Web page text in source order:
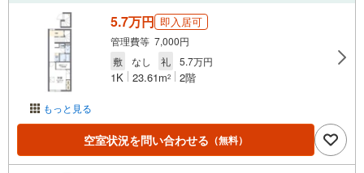
もっと見る
5.7万円 即入居可
管理費等 7,000円
敷
なし 礼 5.7万円
1K 23.61m2 2階
空室状況を問い合わせる （無料）